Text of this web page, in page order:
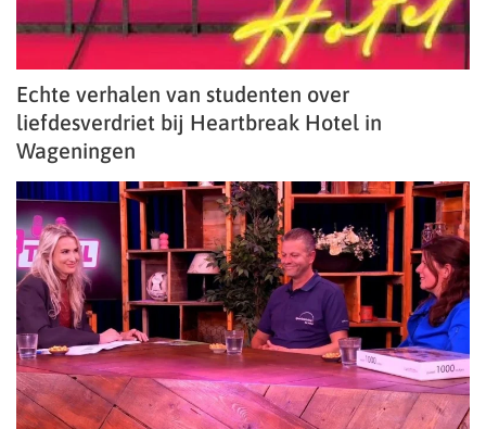
Echte verhalen van studenten over
liefdesverdriet bij Heartbreak Hotel in
Wageningen